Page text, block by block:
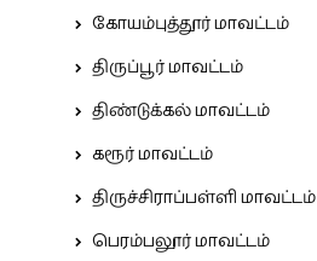
கோயம்புத்தூர் மாவட்டம்
திருப்பூர் மாவட்டம்
திண்டுக்கல் மாவட்டம்
கரூர் மாவட்டம்
திருச்சிராப்பள்ளி மாவட்டம்
பெரம்பலூர் மாவட்டம்